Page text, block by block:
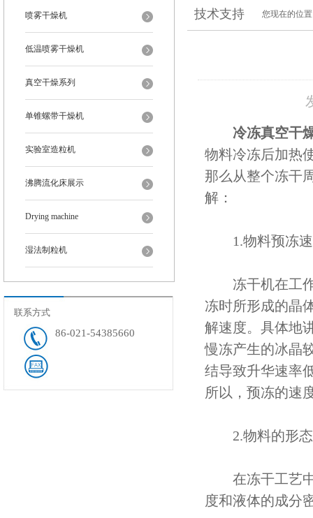
喷雾干燥机
低温喷雾干燥机
真空干燥系列
单锥螺带干燥机
实验室造粒机
沸腾流化床展示
Drying machine
湿法制粒机
联系方式
86-021-54385660
技术支持 您现在的位
冷冻真空干
物料冷冻后加热
那么从整个冻干
解：
1.物料预冻
冻干机在工作
冻时所形成的晶
解速度。具体地
慢冻产生的冰晶
结导致升华速率
所以，预冻的速
2.物料的形态
在冻干工艺中
度和液体的成分